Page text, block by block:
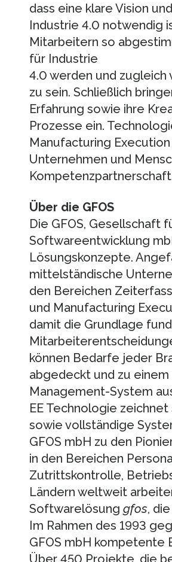
dass eine klare Vision
Industrie 4.0 notwendig
Mitarbeitern so
für Industrie
4.0 werden und
zu sein. Schließlich
Erfahrung sowie ihre
Prozesse ein.
Manufacturing
Unternehmen und
Über die GFOS
Die GFOS, Gesellschaft
Softwareentwicklung
Lösungskonzepte.
mittelständische
den Bereichen
und Manufacturing
damit die Grundlage
können Bedarfe jeder
abgedeckt und zu
Management-System
EE Technologie zeichnet
sowie vollständige
GFOS mbH zu den
in den Bereichen
Zutrittskontrolle,
Ländern weltweit
Softwarelösung gfos,
Im Rahmen des 1993
GFOS mbH kompetente